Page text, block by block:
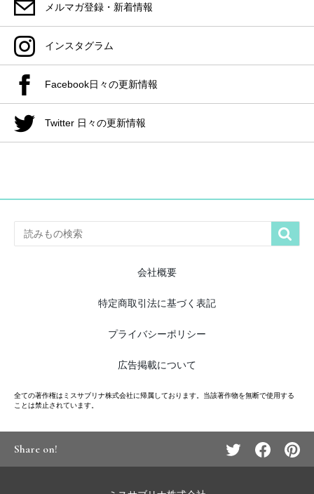
メルマガ登録・新着情報
インスタグラム
Facebook日々の更新情報
Twitter 日々の更新情報

会社概要
特定商取引法に基づく表記
プライバシーポリシー
広告掲載について
全ての著作権はミスサブリナ株式会社に帰属しております。当該著作物を無断で使用する
ことは禁止されています。
Share on!